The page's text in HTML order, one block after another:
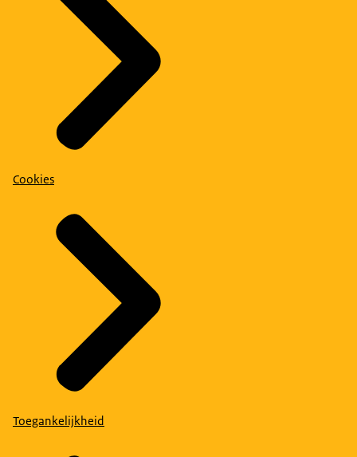
Cookies
Toegankelijkheid